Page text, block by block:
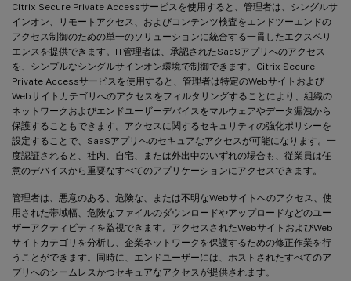
Citrix Secure Private Accessサービスを使用すると、管理者は、シングルサ
インオン、リモートアクセス、およびコンテンツ検査をエンドツーエンドの
アクセス制御のための単一のソリューションに統合する一貫したエクスペリ
エンスを提供できます。IT管理者は、承認されたSaaSアプリへのアクセス
を、シンプルなシングルサインオン環境で制御できます。Citrix Secure
Private Accessサービスを使用すると、管理者は特定のWebサイトおよび
Webサイトカテゴリへのアクセスをフィルタリングすることにより、組織の
ネットワークおよびエンドユーザーデバイスをマルウェアやデータ漏洩から
保護することもできます。アクセスに関するセキュリティの強化ポリシーを
設定することで、SaaSアプリへのセキュアなアクセスが可能になります。一
度認証されると、社内、自宅、または外出中のいずれの場合も、従業員は任
意のデバイスから重要なすべてのアプリケーションにアクセスできます。
管理者は、悪意のある、危険な、または不明なWebサイトへのアクセス、使
用された帯域幅、危険なファイルのダウンロードやアップロードなどのユー
ザーアクティビティを監視できます。アクセスされたWebサイトおよびWeb
サイトカテゴリを分析し、企業ネットワークを保護するための修正作業を行
うことができます。同時に、エンドユーザーには、ホストされたすべてのア
プリへのシームレスかつセキュアなアクセスが提供されます。